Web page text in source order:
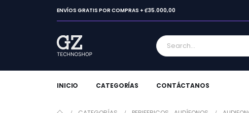
ENVÍOS GRATIS POR COMPRAS + ₡35.000,00
INICIO CATEGORÍAS CONTÁCTANOS